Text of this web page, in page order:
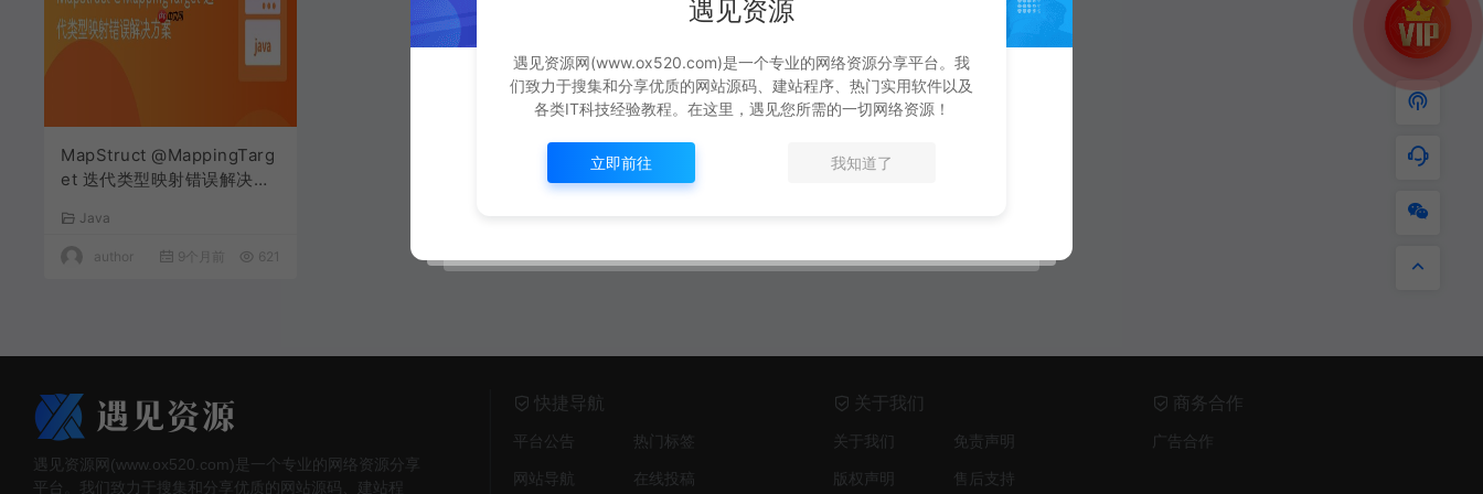
MapStruct @MappingTarg
et 迭代类型映射错误解决方
Java
author 9个月前 621
遇见资源网(www.ox520.com)是一个专业的网络资源分享
平台。我们致力于搜集和分享优质的网站源码、建站程
快捷导航
平台公告
热门标签
网站导航
在线投稿
关于我们
关于我们
免责声明
版权声明
售后支持
商务合作
广告合作
遇见资源
遇见资源网(www.ox520.com)是一个专业的网络资源分享平台。我
们致力于搜集和分享优质的网站源码、建站程序、热门实用软件以及
各类IT科技经验教程。在这里，遇见您所需的一切网络资源！
立即前往 我知道了